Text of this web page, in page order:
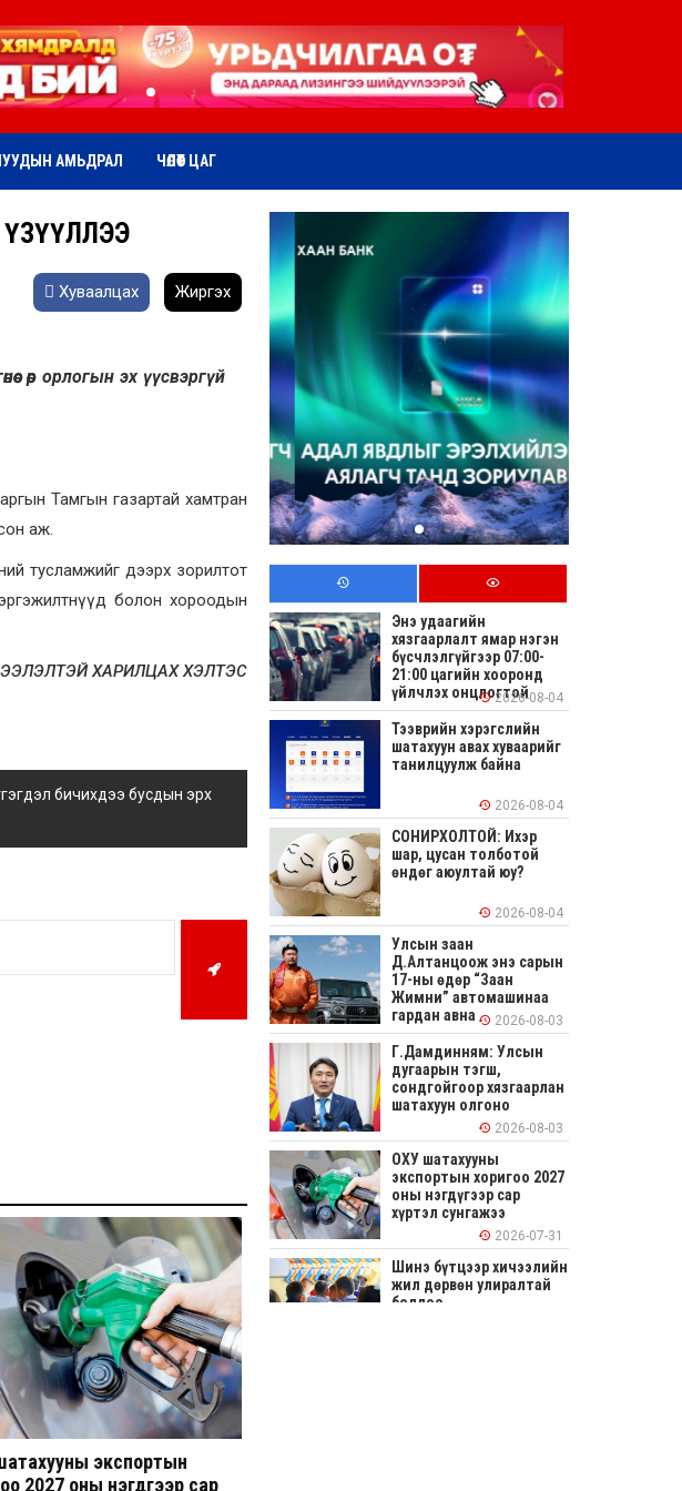
АМЬДРАЛ ЧӨЛӨӨТ ЦАГ
Хуваалцах Жиргэх
өөр орлогын эх үүсвэргүй
Тамгын газартай хамтран
аж.
тусламжийг дээрх зорилтот
болон хороодын
ХАРИЛЦАХ ХЭЛТЭС
бичихдээ бусдын эрх
экспортын
2027 оны нэгдүгээр сар
Энэ удаагийн
хязгаарлалт ямар нэгэн
бүсчлэлгүйгээр 07:00-
21:00 цагийн хооронд
үйлчлэх онцлогтой2026-08-04
Тээврийн хэрэгслийн
шатахуун авах хуваарийг
танилцуулж байна
2026-08-04
СОНИРХОЛТОЙ: Ихэр
шар, цусан толботой
өндөг аюултай юу?
2026-08-04
Улсын заан
Д.Алтанцоож энэ сарын
17-ны өдөр “Заан
Жимни” автомашинаа
гардан авна
2026-08-03
Г.Дамдинням: Улсын
дугаарын тэгш,
сондгойгоор хязгаарлан
шатахуун олгоно
2026-08-03
ОХУ шатахууны
экспортын хоригоо 2027
оны нэгдүгээр сар
хүртэл сунгажээ
2026-07-31
Шинэ бүтцээр хичээлийн
жил дөрвөн улиралтай
боллоо